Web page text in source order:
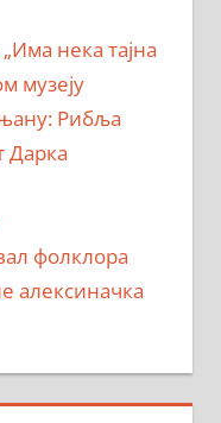
нека тајна
музеју
Рибља
Дарка
фолклора
алексиначка